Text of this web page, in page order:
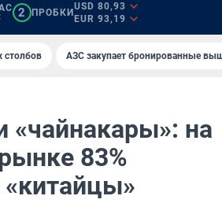
2 ПРОБКИ
USD 80,93
EUR 93,19
столбов AЗС закупает бронированные
«чайнакары»: на
83%